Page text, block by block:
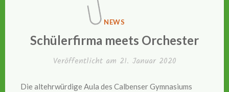
VERÖFFENTLICHT
NEWS
Schülerfirma meets Orchester
Veröffentlicht am 21. Januar 2020
Die altehrwürdige Aula des Calbenser Gymnasiums